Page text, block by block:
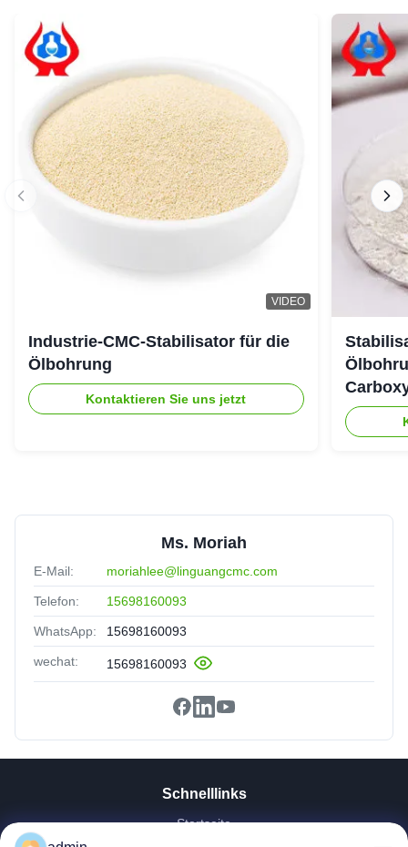
VIDEO
Industrie-CMC-Stabilisator für die
Ölbohrung
Kontaktieren Sie uns jetzt
Ms. Moriah
E-Mail: moriahlee@linguangcmc.com
Telefon: 15698160093
WhatsApp: 15698160093
wechat: 15698160093
Schnelllinks
Startseite